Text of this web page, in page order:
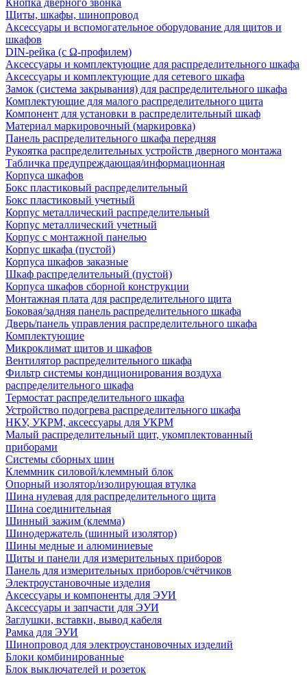
Кнопка дверного звонка
Щиты, шкафы, шинопровод
Аксессуары и вспомогательное оборудование для щитов и
шкафов
DIN-рейка (с Ω-профилем)
Аксессуары и комплектующие для распределительного шкафа
Аксессуары и комплектующие для сетевого шкафа
Замок (система закрывания) для распределительного шкафа
Комплектующие для малого распределительного щита
Компонент для установки в распределительный шкаф
Материал маркировочный (маркировка)
Панель распределительного шкафа передняя
Рукоятка распределительных устройств дверного монтажа
Табличка предупреждающая/информационная
Корпуса шкафов
Бокс пластиковый распределительный
Бокс пластиковый учетный
Корпус металлический распределительный
Корпус металлический учетный
Корпус с монтажной панелью
Корпус шкафа (пустой)
Корпуса шкафов заказные
Шкаф распределительный (пустой)
Корпуса шкафов сборной конструкции
Монтажная плата для распределительного щита
Боковая/задняя панель распределительного шкафа
Дверь/панель управления распределительного шкафа
Комплектующие
Микроклимат щитов и шкафов
Вентилятор распределительного шкафа
Фильтр системы кондиционирования воздуха
распределительного шкафа
Термостат распределительного шкафа
Устройство подогрева распределительного шкафа
НКУ, УКРМ, аксессуары для УКРМ
Малый распределительный щит, укомплектованный
приборами
Системы сборных шин
Клеммник силовой/клеммный блок
Опорный изолятор/изолирующая втулка
Шина нулевая для распределительного щита
Шина соединительная
Шинный зажим (клемма)
Шинодержатель (шинный изолятор)
Шины медные и алюминиевые
Щиты и панели для измерительных приборов
Панель для измерительных приборов/счётчиков
Электроустановочные изделия
Аксессуары и компоненты для ЭУИ
Аксессуары и запчасти для ЭУИ
Заглушки, вставки, вывод кабеля
Рамка для ЭУИ
Шинопровод для электроустановочных изделий
Блоки комбинированные
Блок выключателей и розеток